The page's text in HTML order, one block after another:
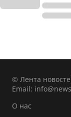
© Лента
Email:
О нас